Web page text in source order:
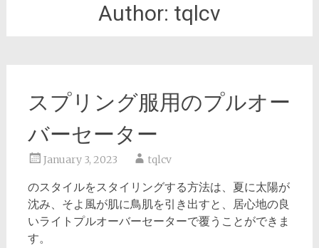
Author: tqlcv
スプリング服用のプルオー
バーセーター
January 3, 2023 tqlcv
のスタイルをスタイリングする方法は、夏に太陽が
沈み、そよ風が肌に鳥肌を引き出すと、居心地の良
いライトプルオーバーセーターで覆うことができま
す。